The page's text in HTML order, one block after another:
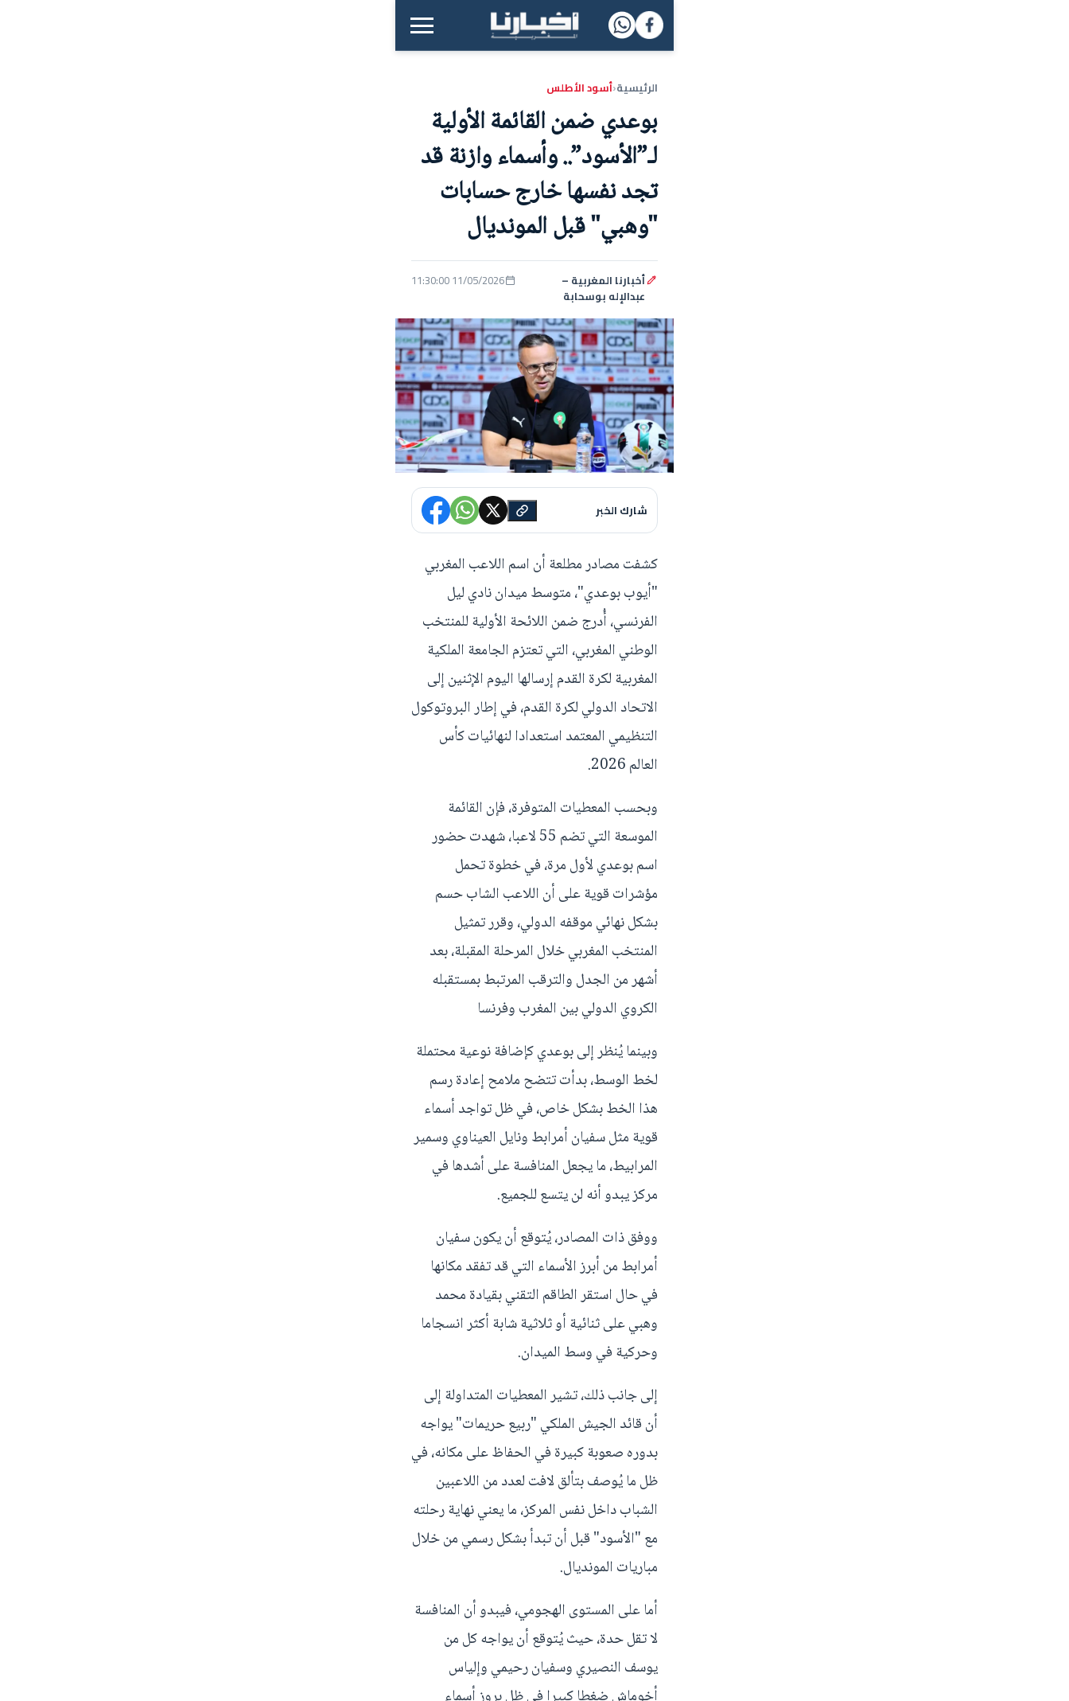
القائمة الرئيسية
الرئيسية‹أسود الأطلس
بوعدي ضمن القائمة الأولية
لـ”الأسود”.. وأسماء وازنة قد
تجد نفسها خارج حسابات
"وهبي" قبل المونديال
أخبارنا المغربية –
عبدالإله بوسحابة
11/05/2026 11:30:00
شارك الخبر
كشفت مصادر مطلعة أن اسم اللاعب المغربي
"أيوب بوعدي"، متوسط ميدان نادي ليل
الفرنسي، أُدرج ضمن اللائحة الأولية للمنتخب
الوطني المغربي، التي تعتزم الجامعة الملكية
المغربية لكرة القدم إرسالها اليوم الإثنين إلى
الاتحاد الدولي لكرة القدم، في إطار البروتوكول
التنظيمي المعتمد استعدادا لنهائيات كأس
العالم 2026.
وبحسب المعطيات المتوفرة، فإن القائمة
الموسعة التي تضم 55 لاعبا، شهدت حضور
اسم بوعدي لأول مرة، في خطوة تحمل
مؤشرات قوية على أن اللاعب الشاب حسم
بشكل نهائي موقفه الدولي، وقرر تمثيل
المنتخب المغربي خلال المرحلة المقبلة، بعد
أشهر من الجدل والترقب المرتبط بمستقبله
الكروي الدولي بين المغرب وفرنسا
وبينما يُنظر إلى بوعدي كإضافة نوعية محتملة
لخط الوسط، بدأت تتضح ملامح إعادة رسم
هذا الخط بشكل خاص، في ظل تواجد أسماء
قوية مثل سفيان أمرابط ونايل العيناوي وسمير
المرابيط، ما يجعل المنافسة على أشدها في
مركز يبدو أنه لن يتسع للجميع.
ووفق ذات المصادر، يُتوقع أن يكون سفيان
أمرابط من أبرز الأسماء التي قد تفقد مكانها
في حال استقر الطاقم التقني بقيادة محمد
وهبي على ثنائية أو ثلاثية شابة أكثر انسجاما
وحركية في وسط الميدان.
إلى جانب ذلك، تشير المعطيات المتداولة إلى
أن قائد الجيش الملكي "ربيع حريمات" يواجه
بدوره صعوبة كبيرة في الحفاظ على مكانه، في
ظل ما يُوصف بتألق لافت لعدد من اللاعبين
الشباب داخل نفس المركز، ما يعني نهاية رحلته
مع "الأسود" قبل أن تبدأ بشكل رسمي من خلال
مباريات المونديال.
أما على المستوى الهجومي، فيبدو أن المنافسة
لا تقل حدة، حيث يُتوقع أن يواجه كل من
يوسف النصيري وسفيان رحيمي وإلياس